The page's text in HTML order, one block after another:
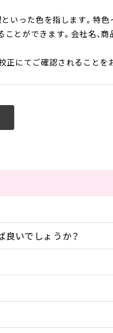
といった色を指します。特
とができます。会社名、
にてご確認されることを
いでしょうか？